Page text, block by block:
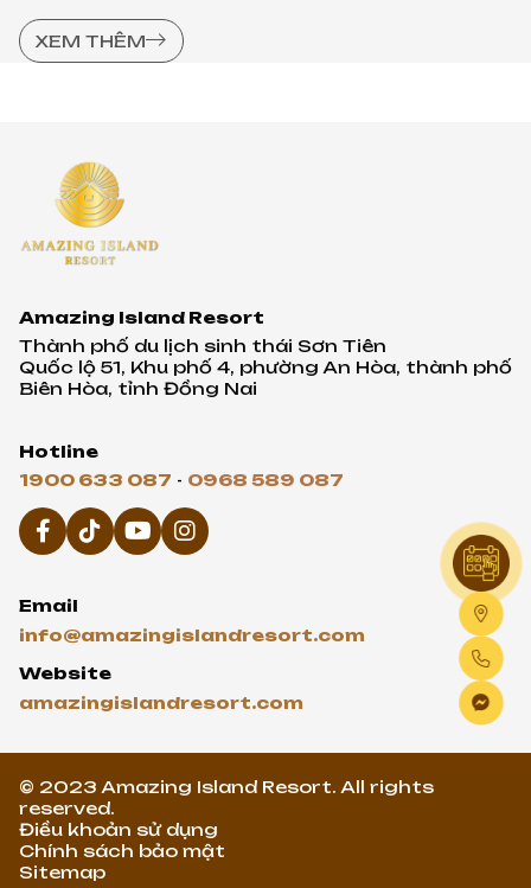
XEM THÊM
Amazing Island Resort
Thành phố du lịch sinh thái Sơn Tiên
Quốc lộ 51, Khu phố 4, phường An Hòa, thành phố
Biên Hòa, tỉnh Đồng Nai
Hotline
1900 633 087 - 0968 589 087
Email
info@amazingislandresort.com
Website
amazingislandresort.com
© 2023 Amazing Island Resort. All rights
reserved.
Điều khoản sử dụng
Chính sách bảo mật
Sitemap